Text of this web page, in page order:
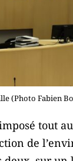
(Photo Fabien
tout
de